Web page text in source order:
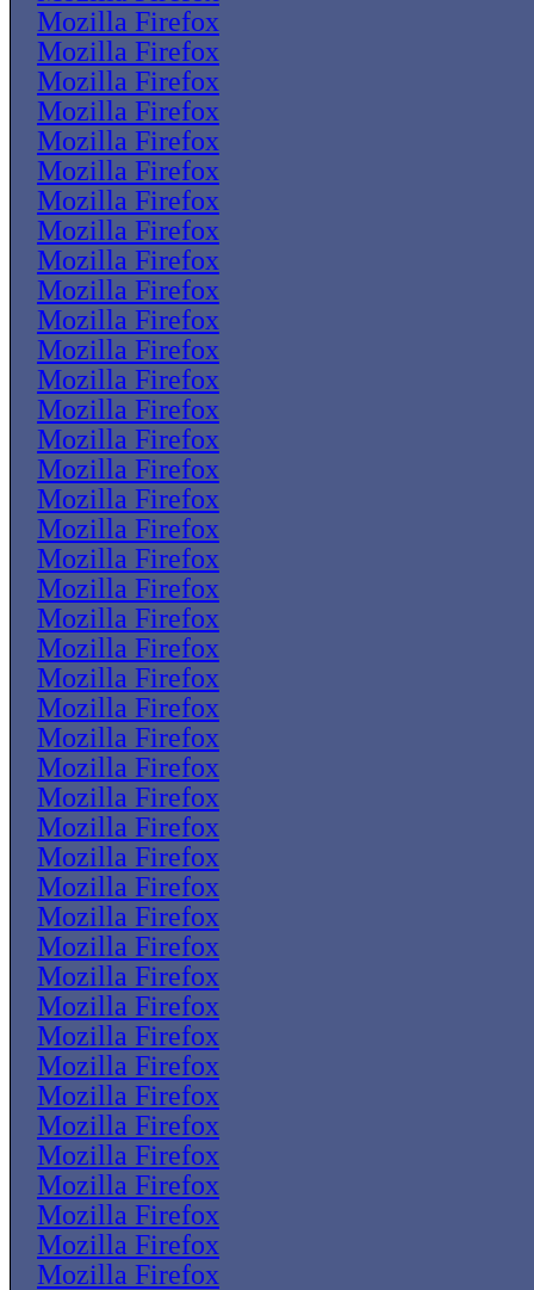
Mozilla Firefox
Mozilla Firefox
Mozilla Firefox
Mozilla Firefox
Mozilla Firefox
Mozilla Firefox
Mozilla Firefox
Mozilla Firefox
Mozilla Firefox
Mozilla Firefox
Mozilla Firefox
Mozilla Firefox
Mozilla Firefox
Mozilla Firefox
Mozilla Firefox
Mozilla Firefox
Mozilla Firefox
Mozilla Firefox
Mozilla Firefox
Mozilla Firefox
Mozilla Firefox
Mozilla Firefox
Mozilla Firefox
Mozilla Firefox
Mozilla Firefox
Mozilla Firefox
Mozilla Firefox
Mozilla Firefox
Mozilla Firefox
Mozilla Firefox
Mozilla Firefox
Mozilla Firefox
Mozilla Firefox
Mozilla Firefox
Mozilla Firefox
Mozilla Firefox
Mozilla Firefox
Mozilla Firefox
Mozilla Firefox
Mozilla Firefox
Mozilla Firefox
Mozilla Firefox
Mozilla Firefox